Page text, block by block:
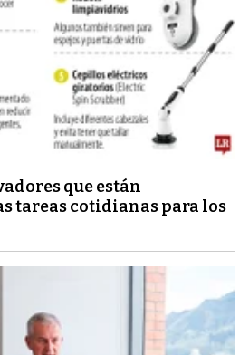
que están
tareas cotidianas para los